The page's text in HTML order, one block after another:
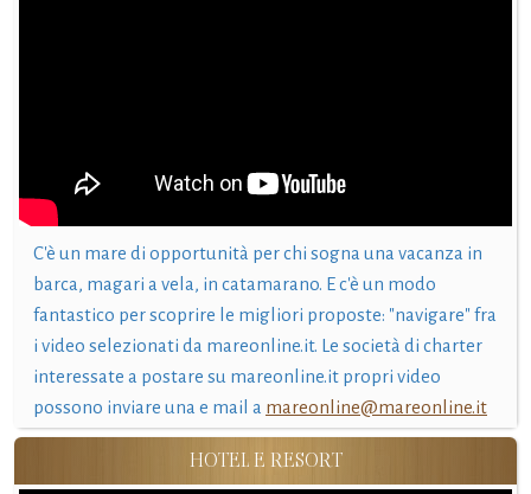
C'è un mare di opportunità per chi sogna una vacanza in
barca, magari a vela, in catamarano. E c'è un modo
fantastico per scoprire le migliori proposte: "navigare" fra
i video selezionati da mareonline.it. Le società di charter
interessate a postare su mareonline.it propri video
possono inviare una e mail a mareonline@mareonline.it
HOTEL E RESORT